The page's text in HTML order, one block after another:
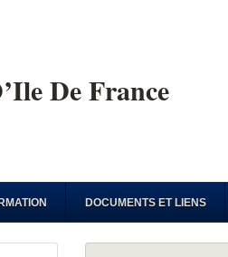
De France
DOCUMENTS ET LIENS